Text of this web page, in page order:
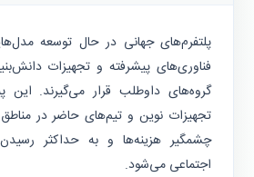
پلتفرم‌های جهانی در حال توسعه
فناوری‌های پیشرفته و تجهیزات
گروه‌های داوطلب قرار می‌گیرند. این
تجهیزات نوین و تیم‌های حاضر در
چشمگیر هزینه‌ها و به حداکثر
اجتماعی می‌شود.